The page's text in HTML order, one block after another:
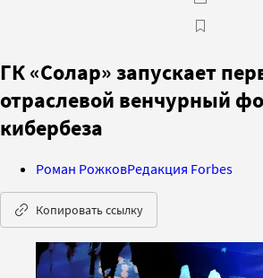
ГК «Солар» запускает
отраслевой венчурный
кибербеза
Роман РожковРедакция Forbes
Копировать ссылку